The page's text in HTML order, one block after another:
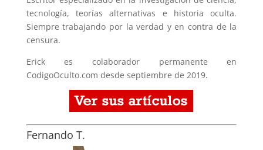
tecnología, teorías alternativas e historia oculta.
Siempre trabajando por la verdad y en contra de la
censura.
Erick es colaborador permanente en
CodigoOculto.com desde septiembre de 2019.
Fernando T.